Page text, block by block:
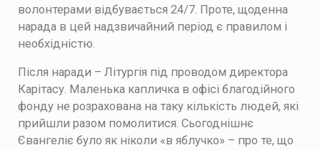
волонтерами відбувається 24/7. Проте, щоденна
нарада в цей надзвичайний період є правилом і
необхідністю.
Після наради – Літургія під проводом директора
Карітасу. Маленька капличка в офісі благодійного
фонду не розрахована на таку кількість людей, які
прийшли разом помолитися. Сьогоднішнє
Євангеліє було як ніколи «в яблучко» – про те, що